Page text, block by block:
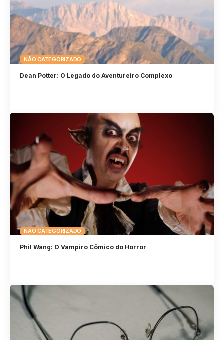
NÃO CATEGORIZADO
Dean Potter: O Legado do Aventureiro Complexo
NÃO CATEGORIZADO
Phil Wang: O Vampiro Cômico do Horror